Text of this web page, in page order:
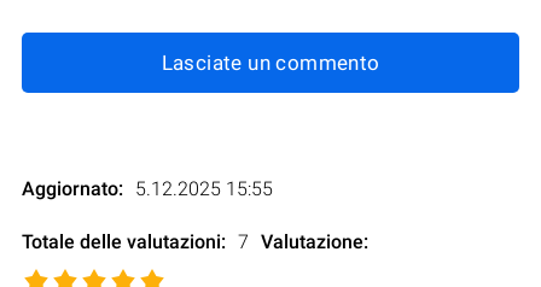
Lasciate un commento
Aggiornato: 5.12.2025 15:55
Totale delle valutazioni: 7 Valutazione: